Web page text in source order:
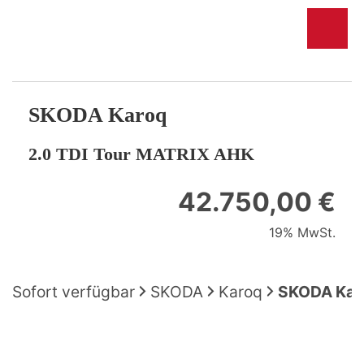
SKODA Karoq
2.0 TDI Tour MATRIX AHK
42.750,00 €
19% MwSt.
Sofort verfügbar SKODA Karoq SKODA